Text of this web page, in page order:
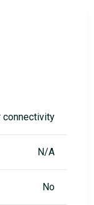
connectivity
N/A
No